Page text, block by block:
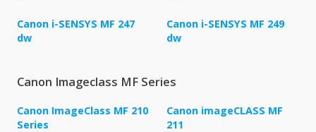
Canon i-SENSYS MF 247
dw
Canon i-SENSYS MF 249
dw
Canon Imageclass MF Series
Canon ImageClass MF 210
Series
Canon imageCLASS MF
211